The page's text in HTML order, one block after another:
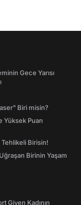
Gece Yarısı
Biri misin?
Yüksek Puan
Tehlikeli Birisin!
Birinin Yaşam
Giyen Kadının